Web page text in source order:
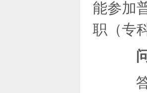
能参加
职（专
答